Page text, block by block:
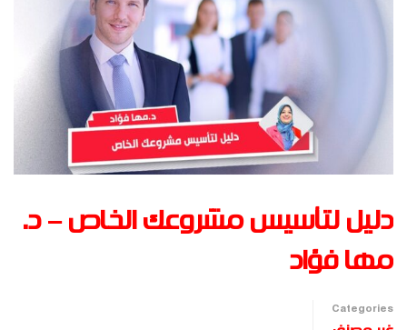
دليل لتأسيس مشروعك الخاص – د.
مها فؤاد
Categories